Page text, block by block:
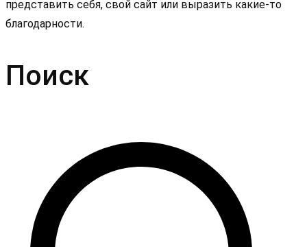
представить себя, свой сайт или выразить какие-то
благодарности.
Поиск